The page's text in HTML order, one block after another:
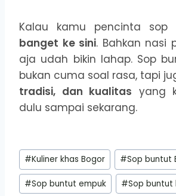
Kalau kamu pencinta sop
banget ke sini. Bahkan nasi
aja udah bikin lahap. Sop
bukan cuma soal rasa, tapi
tradisi, dan kualitas yang
dulu sampai sekarang.
Post
Tags:
#Kuliner khas Bogor #Sop buntut
#Sop buntut empuk #Sop buntut